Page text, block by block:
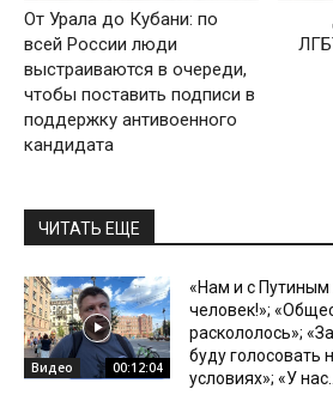
От Урала до Кубани: по
всей России люди
выстраиваются в очереди,
чтобы поставить подписи в
поддержку антивоенного
кандидата
ЧИТАТЬ ЕЩЕ
Видео 00:12:04
«Нам и с
человек!»;
раскололось»;
буду голосовать
условиях»; «У нас...